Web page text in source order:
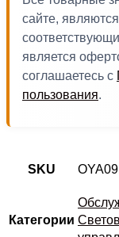
сайте,
является
соглашаетесь с
пользования.
SKU
Категории